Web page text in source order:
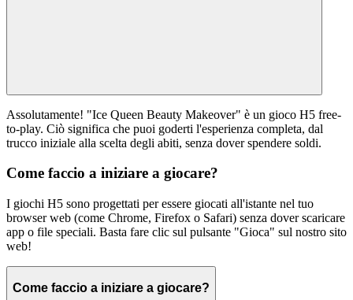
Assolutamente! "Ice Queen Beauty Makeover" è un gioco H5 free-
to-play. Ciò significa che puoi goderti l'esperienza completa, dal
trucco iniziale alla scelta degli abiti, senza dover spendere soldi.
Come faccio a iniziare a giocare?
I giochi H5 sono progettati per essere giocati all'istante nel tuo
browser web (come Chrome, Firefox o Safari) senza dover scaricare
app o file speciali. Basta fare clic sul pulsante "Gioca" sul nostro sito
web!
Come faccio a iniziare a giocare?